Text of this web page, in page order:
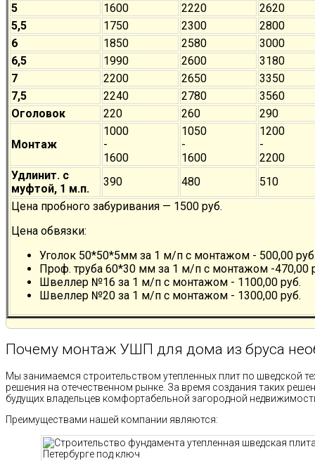
5
1600 2220
2620
5,5
1750 2300
2800
6
1850 2580
3000
6,5
1990 2600
3180
7
2200 2650
3350
7,5
2240 2780
3560
Оголовок
220 260 290
Монтаж
1000
-
1600
1050
-
1600
1200
-
2200
Удлинит. с
муфтой, 1 м.п.
390 480
510
Цена пробного забуривания — 1500 руб.
Цена обвязки:
Уголок 50*50*5мм за 1 м/п с монтажом - 500,00
Проф. труба 60*30 мм за 1 м/п с монтажом -470,00
Швеллер №16 за 1 м/п с монтажом - 1100,00 руб.
Швеллер №20 за 1 м/п с монтажом - 1300,00 руб.
Почему монтаж УШП для дома из бруса
Мы занимаемся строительством утепленных плит по шведской
решения на отечественном рынке. За время создания таких
будущих владельцев комфортабельной загородной
Преимуществами нашей компании являются: